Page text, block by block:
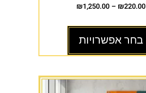
₪220.00
–
₪1,250.00
בחר אפשרויות